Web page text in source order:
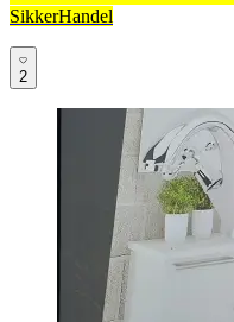
SikkerHandel
2